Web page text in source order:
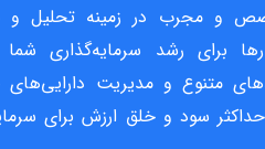
و مجرب در زمینه تحلیل و
برای رشد سرمایه‌گذاری شما
متنوع و مدیریت دارایی‌های
سود و خلق ارزش برای